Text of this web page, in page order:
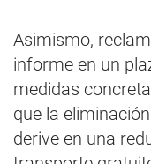
Asimismo,
informe en un
medidas
que la
derive en una